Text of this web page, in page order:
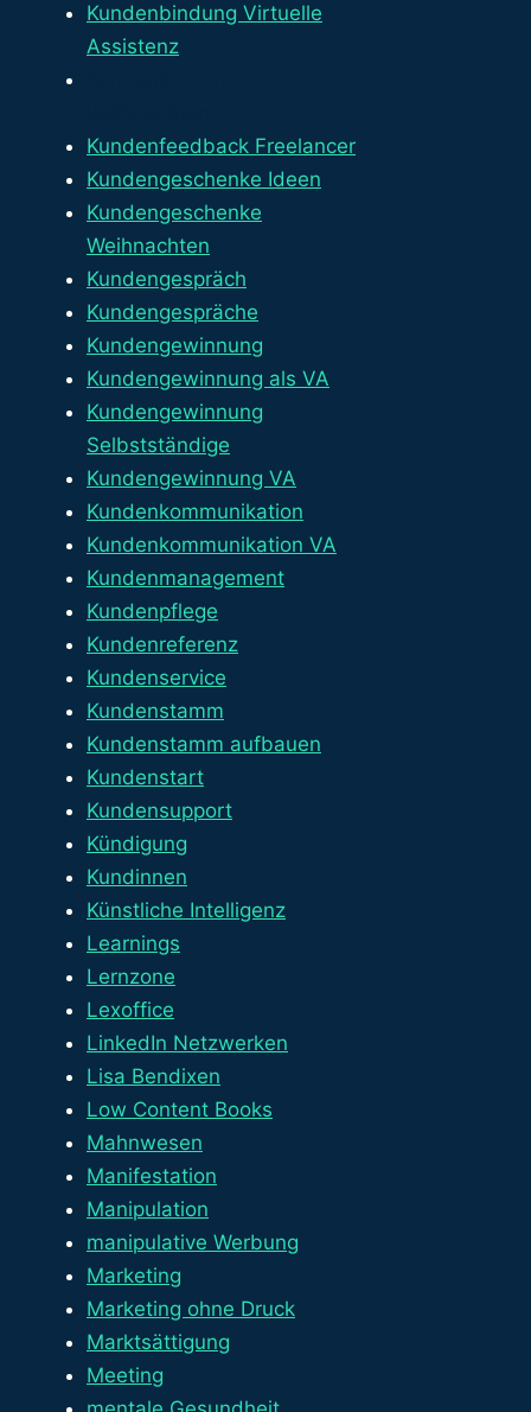
Kundenbindung Virtuelle
Assistenz
Kundenfeedback Freelancer
Kundengeschenke Ideen
Kundengeschenke
Weihnachten
Kundengespräch
Kundengespräche
Kundengewinnung
Kundengewinnung als VA
Kundengewinnung
Selbstständige
Kundengewinnung VA
Kundenkommunikation
Kundenkommunikation VA
Kundenmanagement
Kundenpflege
Kundenreferenz
Kundenservice
Kundenstamm
Kundenstamm aufbauen
Kundenstart
Kundensupport
Kündigung
Kundinnen
Künstliche Intelligenz
Learnings
Lernzone
Lexoffice
LinkedIn Netzwerken
Lisa Bendixen
Low Content Books
Mahnwesen
Manifestation
Manipulation
manipulative Werbung
Marketing
Marketing ohne Druck
Marktsättigung
Meeting